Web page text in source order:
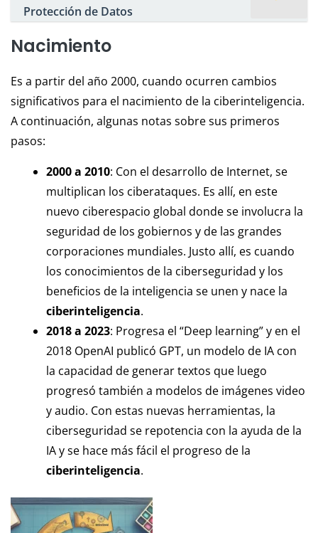
Protección de Datos
Nacimiento
Es a partir del año 2000, cuando ocurren cambios
significativos para el nacimiento de la ciberinteligencia.
A continuación, algunas notas sobre sus primeros
pasos:
2000 a 2010: Con el desarrollo de Internet, se
multiplican los ciberataques. Es allí, en este
nuevo ciberespacio global donde se involucra la
seguridad de los gobiernos y de las grandes
corporaciones mundiales. Justo allí, es cuando
los conocimientos de la ciberseguridad y los
beneficios de la inteligencia se unen y nace la
ciberinteligencia.
2018 a 2023: Progresa el “Deep learning” y en el
2018 OpenAI publicó GPT, un modelo de IA con
la capacidad de generar textos que luego
progresó también a modelos de imágenes video
y audio. Con estas nuevas herramientas, la
ciberseguridad se repotencia con la ayuda de la
IA y se hace más fácil el progreso de la
ciberinteligencia.